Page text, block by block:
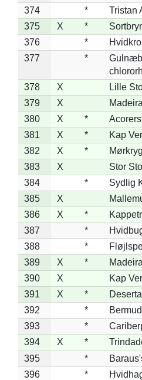
374
*
Tristan
375
X *
376
*
377
*
378
X
Lille
379
X
380
X *
381
X *
Kap
382
X *
383
X
Stor
384
*
Sydlig
385
X
386
X *
387
*
388
*
389
X *
390
X
Kap
391
X *
392
*
393
*
394
X *
395
*
396
*